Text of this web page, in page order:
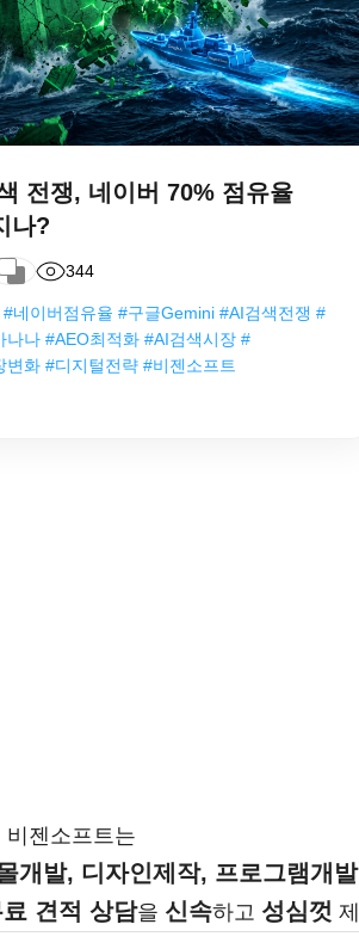
전쟁, 네이버 70% 점유율
나?
344
네이버점유율 #구글Gemini #AI검색전쟁 #
나나 #AEO최적화 #AI검색시장 #
변화 #디지털전략 #비젠소프트
비젠소프트는
개발, 디자인제작, 프로그램개
료 견적 상담을 신속하고 성심껏